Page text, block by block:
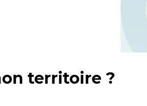
territoire ?